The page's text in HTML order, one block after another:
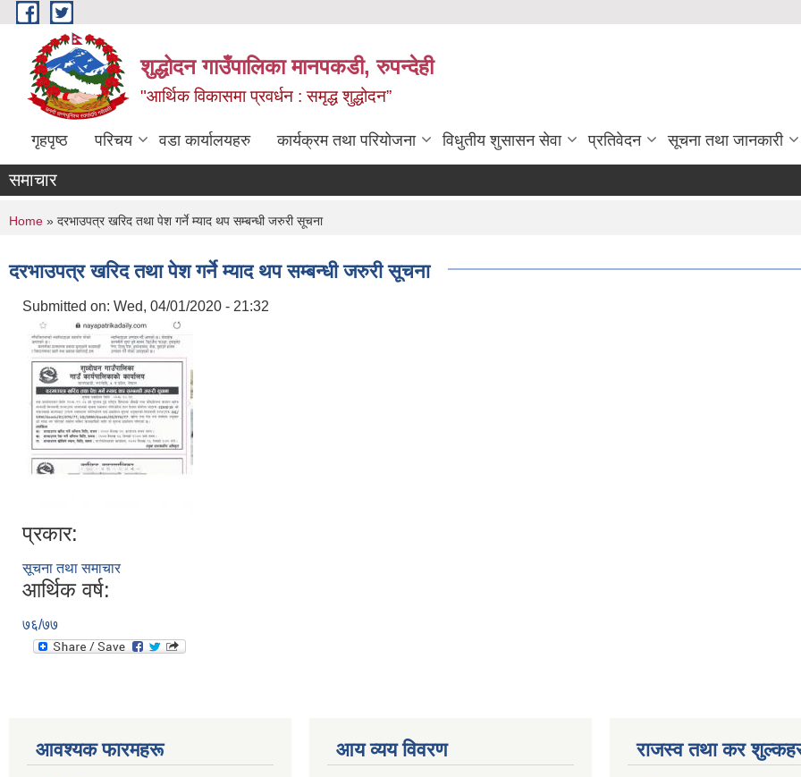
Skip to main content
शुद्धोदन गाउँपालिका मानपकडी, रुपन्देही
"आर्थिक विकासमा प्रवर्धन : समृद्ध शुद्धोदन”
गृहपृष्ठ परिचय वडा कार्यालयहरु कार्यक्रम तथा परियोजना विधुतीय शुसासन सेवा प्रतिवेदन सूचना तथा जानकारी
समाचार
You are here
Home » दरभाउपत्र खरिद तथा पेश गर्ने म्याद थप सम्बन्धी जरुरी सूचना
दरभाउपत्र खरिद तथा पेश गर्ने म्याद थप सम्बन्धी जरुरी सूचना
Submitted on: Wed, 04/01/2020 - 21:32
प्रकार:
सूचना तथा समाचार
आर्थिक वर्ष:
७६/७७
आवश्यक फारमहरू आय व्यय विवरण राजस्व तथा कर